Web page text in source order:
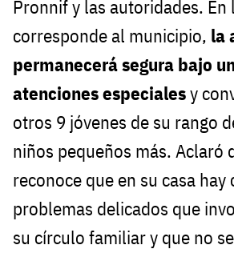
Pronnif y las autoridades. En
corresponde al municipio, la
permanecerá segura bajo
atenciones especialesy
otros 9 jóvenes de su rango
niños pequeños más. Aclaró
reconoce que en su casa hay
problemas delicados que
su círculo familiar y que no